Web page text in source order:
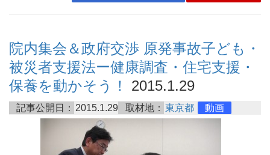
院内集会＆政府交渉 原発事故子ども・
被災者支援法ー健康調査・住宅支援・
保養を動かそう！
2015.1.29
記事公開日： 2015.1.29 取材地： 東京都 動画